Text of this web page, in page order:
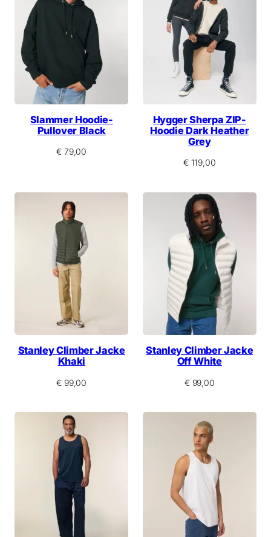
Slammer Hoodie-
Pullover Black
€ 79,00
Hygger Sherpa ZIP-
Hoodie Dark Heather
Grey
€119,00
Stanley Climber Jacke
Khaki
€ 99,00
Stanley Climber Jacke
Off White
€99,00